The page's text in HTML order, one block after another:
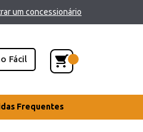
um concessionário
Fácil
Frequentes